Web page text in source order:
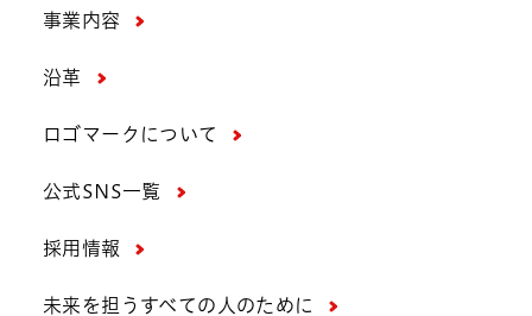
事業内容
沿革
ロゴマークについて
公式SNS一覧
採用情報
未来を担うすべての人のために